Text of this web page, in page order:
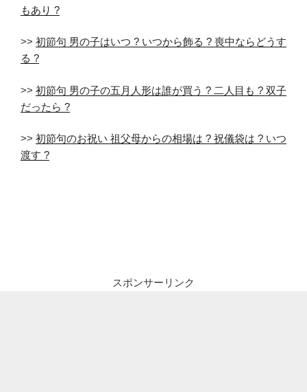
もあり ?
>> 初節句 男の子はいつ ? いつから飾る ? 喪中ならどうす
る ?
>> 初節句 男の子の五月人形は誰が買う ? 二人目も ? 双子
だったら ?
>> 初節句のお祝い 祖父母からの相場は ? 祝儀袋は ? いつ
渡す ?
スポンサーリンク